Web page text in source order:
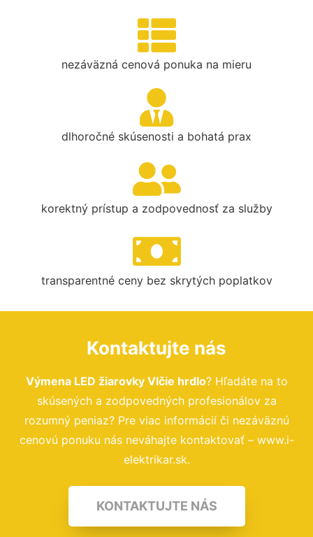
nezáväzná cenová ponuka na mieru
dlhoročné skúsenosti a bohatá prax
korektný prístup a zodpovednosť za služby
transparentné ceny bez skrytých poplatkov
Kontaktujte nás
Výmena LED žiarovky Vlčie hrdlo? Hľadáte na to
skúsených a zodpovedných profesionálov za
rozumný peniaz? Pre viac informácií či nezáväznú
cenovú ponuku nás neváhajte kontaktovať – www.i-
elektrikar.sk.
KONTAKTUJTE NÁS